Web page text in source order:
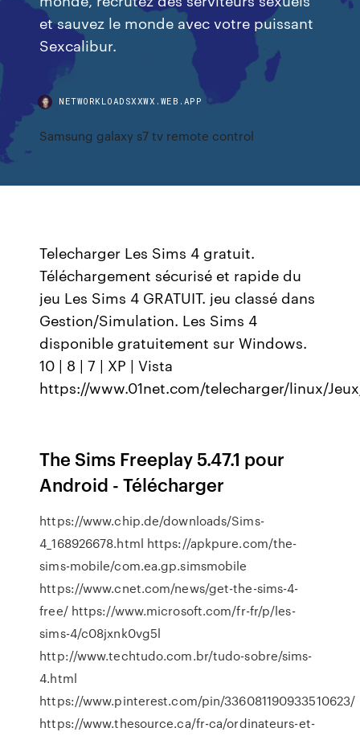
et sauvez le monde avec votre puissant
Sexcalibur.
NETWORKLOADSXXWX.WEB.APP
Samsung galaxy s7 tv remote control
Telecharger Les Sims 4 gratuit.
Téléchargement sécurisé et rapide du
jeu Les Sims 4 GRATUIT. jeu classé dans
Gestion/Simulation. Les Sims 4
disponible gratuitement sur Windows.
10 | 8 | 7 | XP | Vista
https://www.01net.com/telecharger/linux/
The Sims Freeplay 5.47.1 pour
Android - Télécharger
https://www.chip.de/downloads/Sims-
4_168926678.html https://apkpure.com/the-
sims-mobile/com.ea.gp.simsmobile
https://www.cnet.com/news/get-the-sims-4-
free/ https://www.microsoft.com/fr-fr/p/les-
sims-4/c08jxnk0vg5l
http://www.techtudo.com.br/tudo-sobre/sims-
4.html
https://www.pinterest.com/pin/336081190933510623/
https://www.thesource.ca/fr-ca/ordinateurs-et-